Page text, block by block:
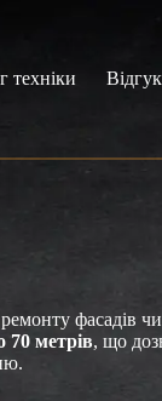
техніки
фасадів чи
70 метрів, що